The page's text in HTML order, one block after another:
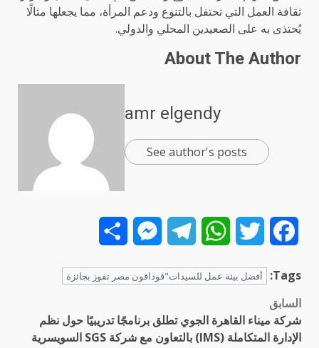
ثقافة العمل التي تحتفل بالتنوع ودعم المرأة، مما يجعلها مثالًا
يُحتذى به على الصعيدين المحلي والدولي.
About The Author
amr elgendy
See author's posts
Facebook
Twitter
WhatsApp
Telegram
Messenger
Tags: أفضل بيئة عمل للسيدات"ڤودافون مصر تفوز بجائزة
تصفّح
المقالات
السابق
شركة ميناء القاهرة الجوي تطلق برنامجًا تدريبيًا حول نظم
الإدارة المتكاملة (IMS) بالتعاون مع شركة SGS السويسرية